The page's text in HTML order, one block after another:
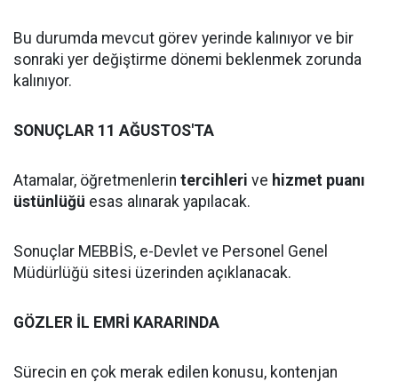
Bu durumda mevcut görev yerinde kalınıyor ve bir
sonraki yer değiştirme dönemi beklenmek zorunda
kalınıyor.
SONUÇLAR 11 AĞUSTOS'TA
Atamalar, öğretmenlerin tercihleri ve hizmet puanı
üstünlüğü esas alınarak yapılacak.
Sonuçlar MEBBİS, e-Devlet ve Personel Genel
Müdürlüğü sitesi üzerinden açıklanacak.
GÖZLER İL EMRİ KARARINDA
Sürecin en çok merak edilen konusu, kontenjan